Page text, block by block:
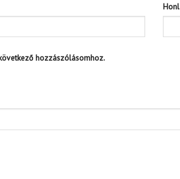
hozzászólásomhoz.